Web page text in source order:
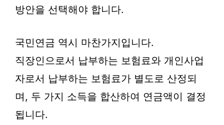
방안을 선택해야 합니다.
국민연금 역시 마찬가지입니다.
직장인으로서 납부하는 보험료와 개인사업
자로서 납부하는 보험료가 별도로 산정되
며, 두 가지 소득을 합산하여 연금액이 결정
됩니다.